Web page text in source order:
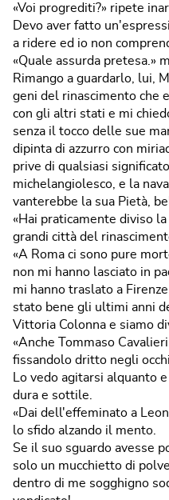
«Voi progrediti?» ripete
Devo aver fatto
a ridere ed io non
«Quale assurda pretesa.»
Rimango a guardarlo, lui,
geni del rinascimento che
con gli altri stati e mi
senza il tocco delle sue
dipinta di azzurro con
prive di qualsiasi
michelangiolesco, e la
vanterebbe la sua Pietà,
«Hai praticamente diviso
grandi città del
«A Roma ci sono pure
non mi hanno lasciato in
mi hanno traslato a
stato bene gli ultimi anni
Vittoria Colonna e siamo
«Anche Tommaso
fissandolo dritto negli occhi.
Lo vedo agitarsi alquanto
dura e sottile.
«Dai dell'effeminato a
lo sfido alzando il mento.
Se il suo sguardo avesse
solo un mucchietto di
dentro di me sogghigno